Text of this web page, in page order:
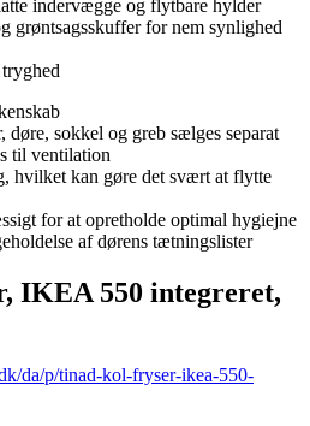
indervægge og flytbare hylder
grøntsagsskuffer for nem synlighed
døre, sokkel og greb sælges separat
til ventilation
hvilket kan gøre det svært at flytte
for at opretholde optimal hygiejne
af dørens tætningslister
IKEA 550 integreret,
da/p/tinad-kol-fryser-ikea-550-